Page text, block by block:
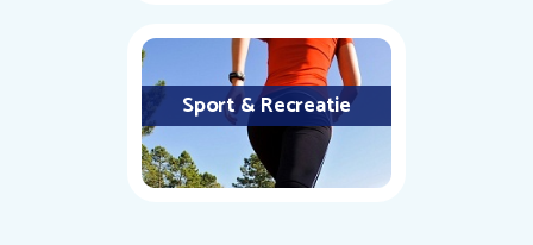
Sport & Recreatie